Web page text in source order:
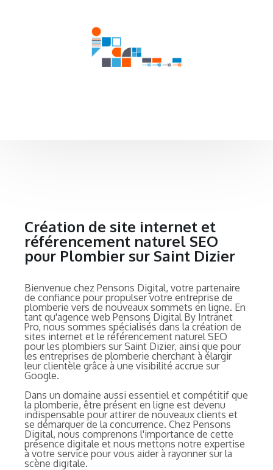
Création de site internet et
référencement naturel SEO
pour Plombier sur Saint Dizier
Bienvenue chez Pensons Digital, votre partenaire
de confiance pour propulser votre entreprise de
plomberie vers de nouveaux sommets en ligne. En
tant qu'agence web Pensons Digital By Intranet
Pro, nous sommes spécialisés dans la création de
sites internet et le référencement naturel SEO
pour les plombiers sur Saint Dizier, ainsi que pour
les entreprises de plomberie cherchant à élargir
leur clientèle grâce à une visibilité accrue sur
Google.
Dans un domaine aussi essentiel et compétitif que
la plomberie, être présent en ligne est devenu
indispensable pour attirer de nouveaux clients et
se démarquer de la concurrence. Chez Pensons
Digital, nous comprenons l'importance de cette
présence digitale et nous mettons notre expertise
à votre service pour vous aider à rayonner sur la
scène digitale.